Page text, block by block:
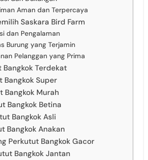
Aman dan Terpercaya
Saskara Bird Farm
dan Pengalaman
Burung yang Terjamin
Pelanggan yang Prima
Terdekat
Bangkok Super
Bangkok Murah
Bangkok Betina
Bangkok Asli
Bangkok Anakan
Perkutut Bangkok Gacor
Bangkok Jantan